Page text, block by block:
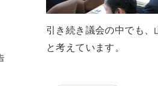
引き続き議会の中でも
と考えています。